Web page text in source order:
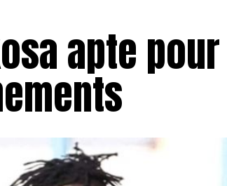
apte